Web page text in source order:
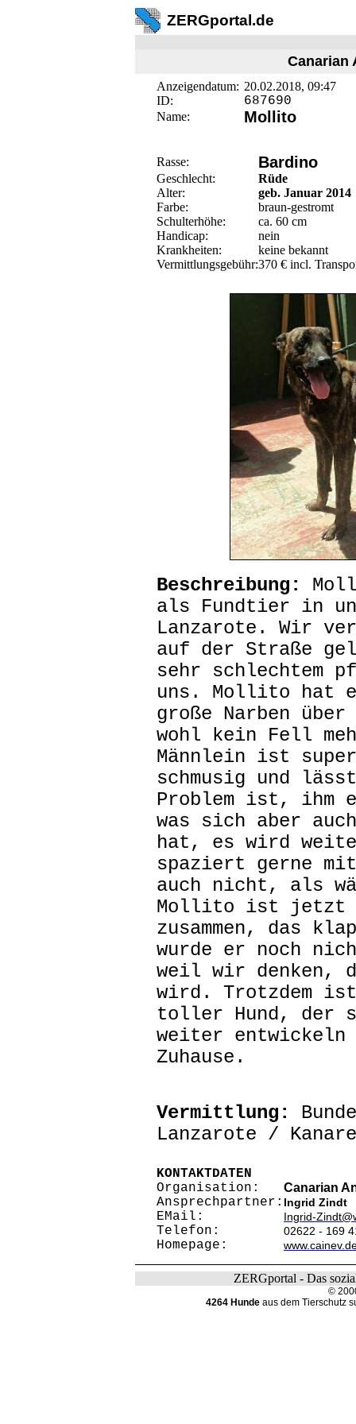
ZERGportal.de
Canarian
Anzeigendatum: 20.02.2018, 09:47
ID:
687690
Name: Mollito
Rasse: Bardino
Geschlecht:
Rüde
Alter:
geb. Januar 2014
Farbe:
braun-gestromt
Schulterhöhe:
ca. 60 cm
Handicap:
nein
Krankheiten:
keine bekannt
Vermittlungsgebühr:370 € incl.
Beschreibung:
als Fundtier in
Lanzarote. Wir
auf der Straße
sehr schlechtem
uns. Mollito hat
große Narben über
wohl kein Fell
Männlein ist
schmusig und
Problem ist, ihm
was sich aber
hat, es wird
spaziert gerne mit
auch nicht, als
Mollito ist jetzt
zusammen, das
wurde er noch
weil wir denken,
wird. Trotzdem
toller Hund, der
weiter entwickeln
Zuhause.
Vermittlung:
Lanzarote /
KONTAKTDATEN
Organisation:
Canarian
Ansprechpartner: Ingrid Zindt
EMail: Ingrid-
Telefon: 02622 - 169
Homepage:
ZERGportal - Das
©
4264 Hundeaus dem Tierschutz